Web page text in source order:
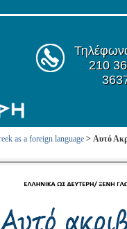
210
as a foreign language > Αυτό